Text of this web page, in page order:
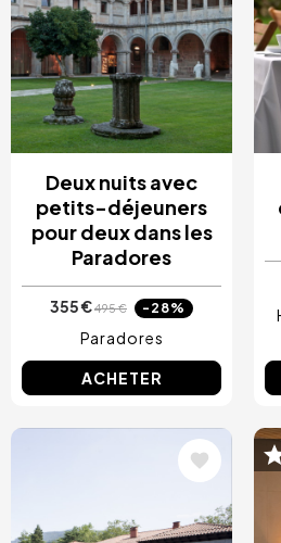
Deux nuits avec
petits-déjeuners
pour deux dans les
Paradores
355 €495 € -28%
Paradores
ACHETER